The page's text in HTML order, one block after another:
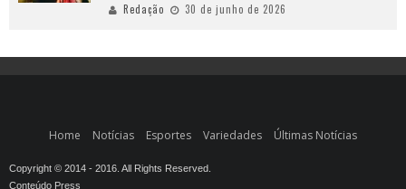
Redação 30 de junho de 2026
Home Notícias Esportes Variedades Últimas Notícias
Copyright © 2014 - 2016. All Rights Reserved.
Conteúdo Press